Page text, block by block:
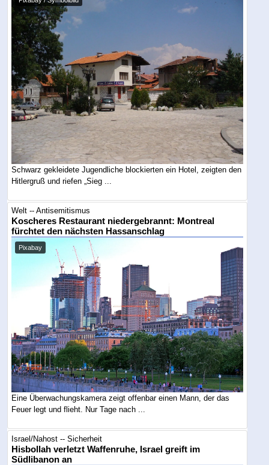
Schwarz gekleidete Jugendliche blockierten ein Hotel, zeigten den
Hitlergruß und riefen „Sieg ...
Welt -- Antisemitismus
Koscheres Restaurant niedergebrannt: Montreal
fürchtet den nächsten Hassanschlag
Pixabay
Eine Überwachungskamera zeigt offenbar einen Mann, der das
Feuer legt und flieht. Nur Tage nach ...
Israel/Nahost -- Sicherheit
Hisbollah verletzt Waffenruhe, Israel greift im
Südlibanon an